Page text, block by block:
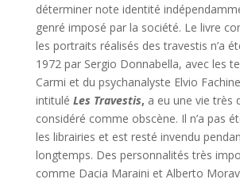
déterminer note identité
genré imposé par la société. Le livre
les portraits réalisés des travestis n’a
1972 par Sergio Donnabella, avec les
Carmi et du psychanalyste Elvio
intitulé Les Travestis, a eu une vie très
considéré comme obscène. Il n’a pas
les librairies et est resté invendu
longtemps. Des personnalités très
comme Dacia Maraini et Alberto